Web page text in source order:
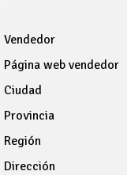
Vendedor
Página web vendedor
Ciudad
Provincia
Región
Dirección